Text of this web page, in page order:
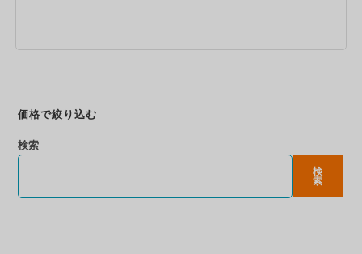
価格で絞り込む
検索
検
索